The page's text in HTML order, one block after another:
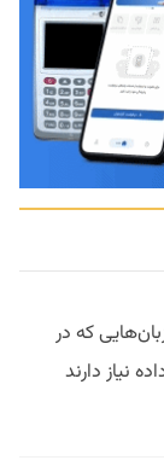
که در
نیاز دارند